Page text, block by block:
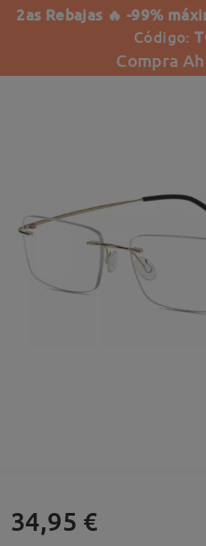
2as Rebajas 🔥 -99%
Código:
Compra
34,95 €